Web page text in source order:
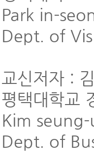
Park in-
Dept. of
교신저자 :
평택대학교
Kim
Dept. of